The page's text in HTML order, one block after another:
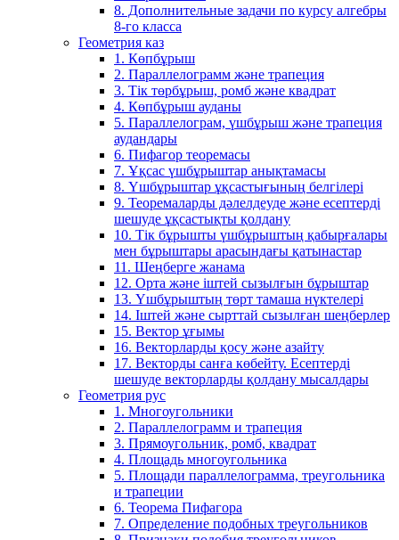
8. Дополнительные задачи по курсу алгебры
8-го класса
Геометрия каз
1. Көпбұрыш
2. Параллелограмм және трапеция
3. Тік төрбұрыш, ромб және квадрат
4. Көпбұрыш ауданы
5. Параллелограм, үшбұрыш және трапеция
аудандары
6. Пифагор теоремасы
7. Ұқсас үшбұрыштар анықтамасы
8. Үшбұрыштар ұқсастығының белгілері
9. Теоремаларды дәлелдеуде және есептерді
шешуде ұқсастықты қолдану
10. Тік бұрышты үшбұрыштың қабырғалары
мен бұрыштары арасындағы қатынастар
11. Шеңберге жанама
12. Орта және іштей сызылғын бұрыштар
13. Үшбұрыштың төрт тамаша нүктелері
14. Іштей және сырттай сызылған шеңберлер
15. Вектор ұғымы
16. Векторларды қосу және азайту
17. Векторды санға көбейту. Есептерді
шешуде векторларды қолдану мысалдары
Геометрия рус
1. Многоугольники
2. Параллелограмм и трапеция
3. Прямоугольник, ромб, квадрат
4. Площадь многоугольника
5. Площади параллелограмма, треугольника
и трапеции
6. Теорема Пифагора
7. Определение подобных треугольников